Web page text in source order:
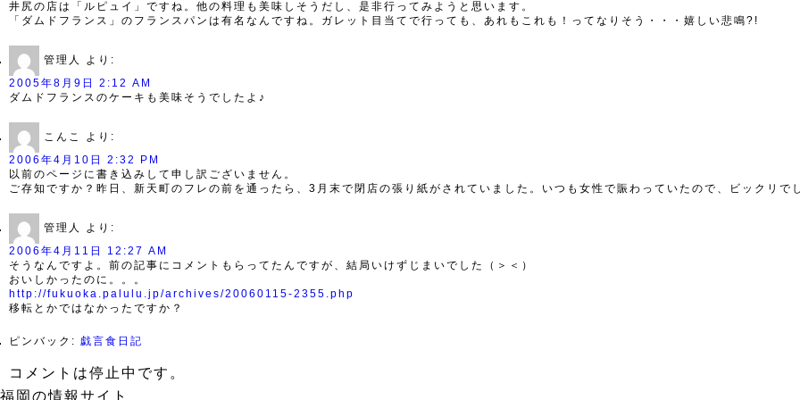
井尻の店は「ルピュイ」ですね。他の料理も美味しそうだし、是非行ってみようと思います。
「ダムドフランス」のフランスパンは有名なんですね。ガレット目当てで行っても、あれもこれも！ってなりそう・・・嬉しい悲鳴?!
管理人
より:
2005年8月9日 2:12 AM
ダムドフランスのケーキも美味そうでしたよ♪
こんこ
より:
2006年4月10日 2:32 PM
以前のページに書き込みして申し訳ございません。
ご存知ですか？昨日、新天町のフレの前を通ったら、3月末で閉店の張り紙がされていました。いつも女性で賑わっていたので、ビックリで
管理人
より:
2006年4月11日 12:27 AM
そうなんですよ。前の記事にコメントもらってたんですが、結局いけずじまいでした（＞＜）
おいしかったのに。。。
http://fukuoka.palulu.jp/archives/20060115-2355.php
移転とかではなかったですか？
ピンバック: 戯言食日記
コメントは停止中です。
福岡の情報サイト